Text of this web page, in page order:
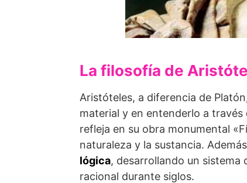
La filosofía de
Aristóteles, a diferencia de
material y en entenderlo a
refleja en su obra monumental
naturaleza y la sustancia.
lógica, desarrollando un sistema
racional durante siglos.